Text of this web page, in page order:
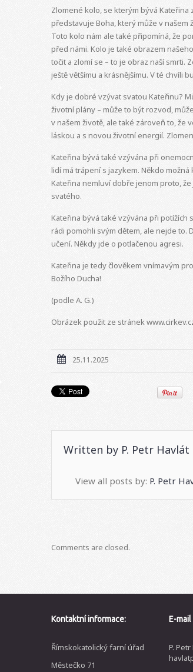
Zlomené kolo, se kterým bývá
představuje Boha, který může v našem
Toto kolo nám ale také připomíná, že
před námi. Kolo je také obrazem
točit a zlomí se – to je obraz naší smrti.
ještě většímu a krásnějšímu. V té chvíli
Kdy je dobré vzývat svatou Kateřinu?
životní plány – může to být rozvod,
v našem životě, ale také zároveň to, že
láskou a s novou životní energií.
Kateřina bývá také vzývána při
lidí má trápení s jazykem. Někdo
Kateřina nemluví dobře jenom proto,
svatého.
Kateřina bývá také vzývána při potížích
rádi pomohli svým dětem, ale nejde to.
učení. Někdy jde o potlačenou agresi.
Kateřina je tedy člověkem vnímavým
Božího Ducha!
(podle A. G.)
Obrázek použit ze stránek
25.11.2025
Written by P. Petr Havlát
View all posts by: P. Petr
Comments are closed.
Kontaktní informace:
Římskokatolický farní úřad
Městečko 71
E-
P.